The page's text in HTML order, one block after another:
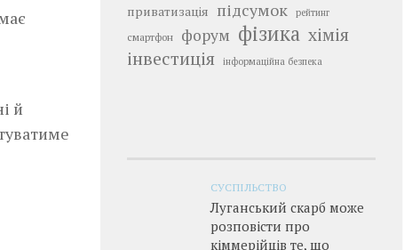
й
приватизація підсумок рейтинг
смартфон форум фізика хімія
інвестиція інформаційна безпека
СУСПІЛЬСТВО
Луганський скарб може
розповісти про
кіммерійців те, що